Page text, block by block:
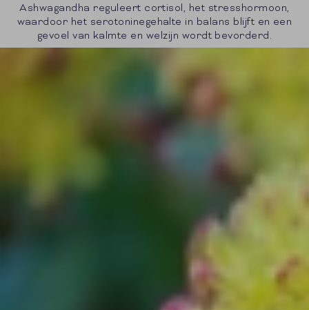
Ashwagandha reguleert cortisol, het stresshormoon,
waardoor het serotoninegehalte in balans blijft en een
gevoel van kalmte en welzijn wordt bevorderd.